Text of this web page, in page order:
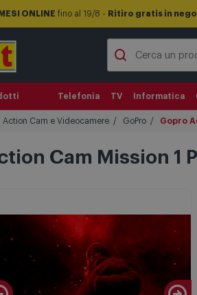
ONLINE fino al 19/8 - Ritiro gratis in
Telefonia TV Informatica
Action Cam e Videocamere GoPro Gopro
Cam Mission 1